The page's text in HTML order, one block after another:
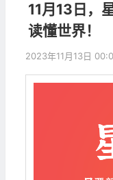
11月13日，
读懂世界！
2023年11月13日